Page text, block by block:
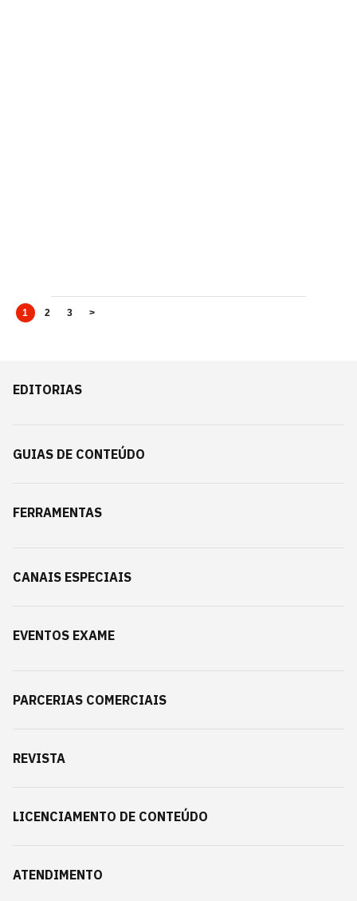
1 2 3 >
EDITORIAS
GUIAS DE CONTEÚDO
FERRAMENTAS
CANAIS ESPECIAIS
EVENTOS EXAME
PARCERIAS COMERCIAIS
REVISTA
LICENCIAMENTO DE CONTEÚDO
ATENDIMENTO